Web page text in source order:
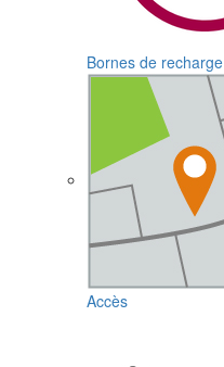
Bornes de recharge
Accès